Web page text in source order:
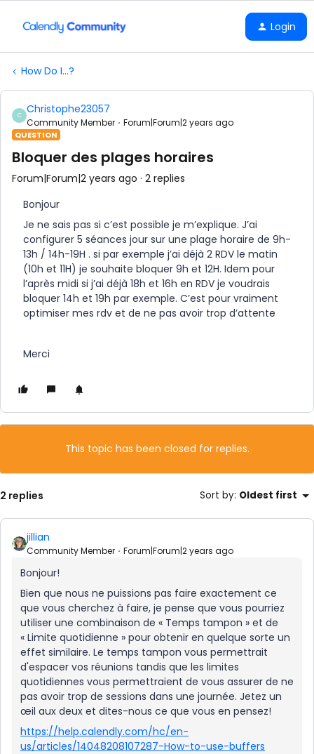
Login
How Do I...?
C Christophe23057
Community Member Forum|Forum|2 years ago
QUESTION
Bloquer des plages horaires
Forum|Forum|2 years ago 2 replies
Bonjour
Je ne sais pas si c’est possible je m’explique. J’ai
configurer 5 séances jour sur une plage horaire de 9h-
13h / 14h-19H . si par exemple j’ai déjà 2 RDV le matin
(10h et 11H) je souhaite bloquer 9h et 12H. Idem pour
l’après midi si j’ai déjà 18h et 16h en RDV je voudrais
bloquer 14h et 19h par exemple. C’est pour vraiment
optimiser mes rdv et de ne pas avoir trop d’attente
Merci
This topic has been closed for replies.
2 replies Sort by: Oldest first
jillian
Community Member Forum|Forum|2 years ago
Bonjour!
Bien que nous ne puissions pas faire exactement ce
que vous cherchez à faire, je pense que vous pourriez
utiliser une combinaison de « Temps tampon » et de
« Limite quotidienne » pour obtenir en quelque sorte un
effet similaire. Le temps tampon vous permettrait
d'espacer vos réunions tandis que les limites
quotidiennes vous permettraient de vous assurer de ne
pas avoir trop de sessions dans une journée. Jetez un
œil aux deux et dites-nous ce que vous en pensez!
https://help.calendly.com/hc/en-
us/articles/14048208107287-How-to-use-buffers